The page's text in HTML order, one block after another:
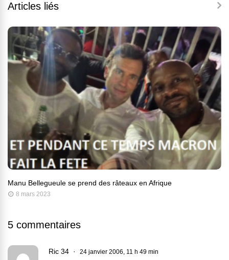
Articles liés
Manu Bellegueule se prend des râteaux en Afrique
8 mars 2023
5 commentaires
Ric 34 24 janvier 2006, 11 h 49 min